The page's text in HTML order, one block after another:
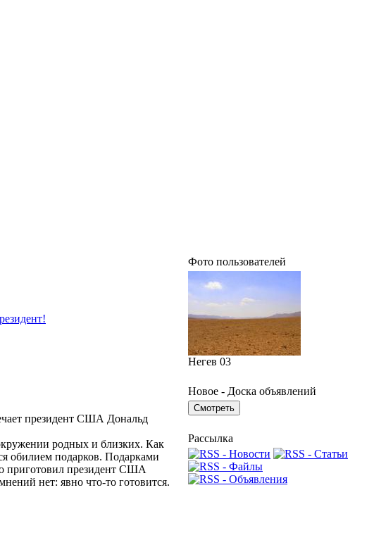
президент США Дональд
родных и близких. Как
обилием подарков. Подарками
приготовил президент США
нет: явно что-то готовится.
Фото пользователей
Негев 03
Новое - Доска объявлений
Рассылка